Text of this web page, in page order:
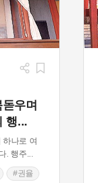
우며
행...
하나로 여
. 행주
#권율